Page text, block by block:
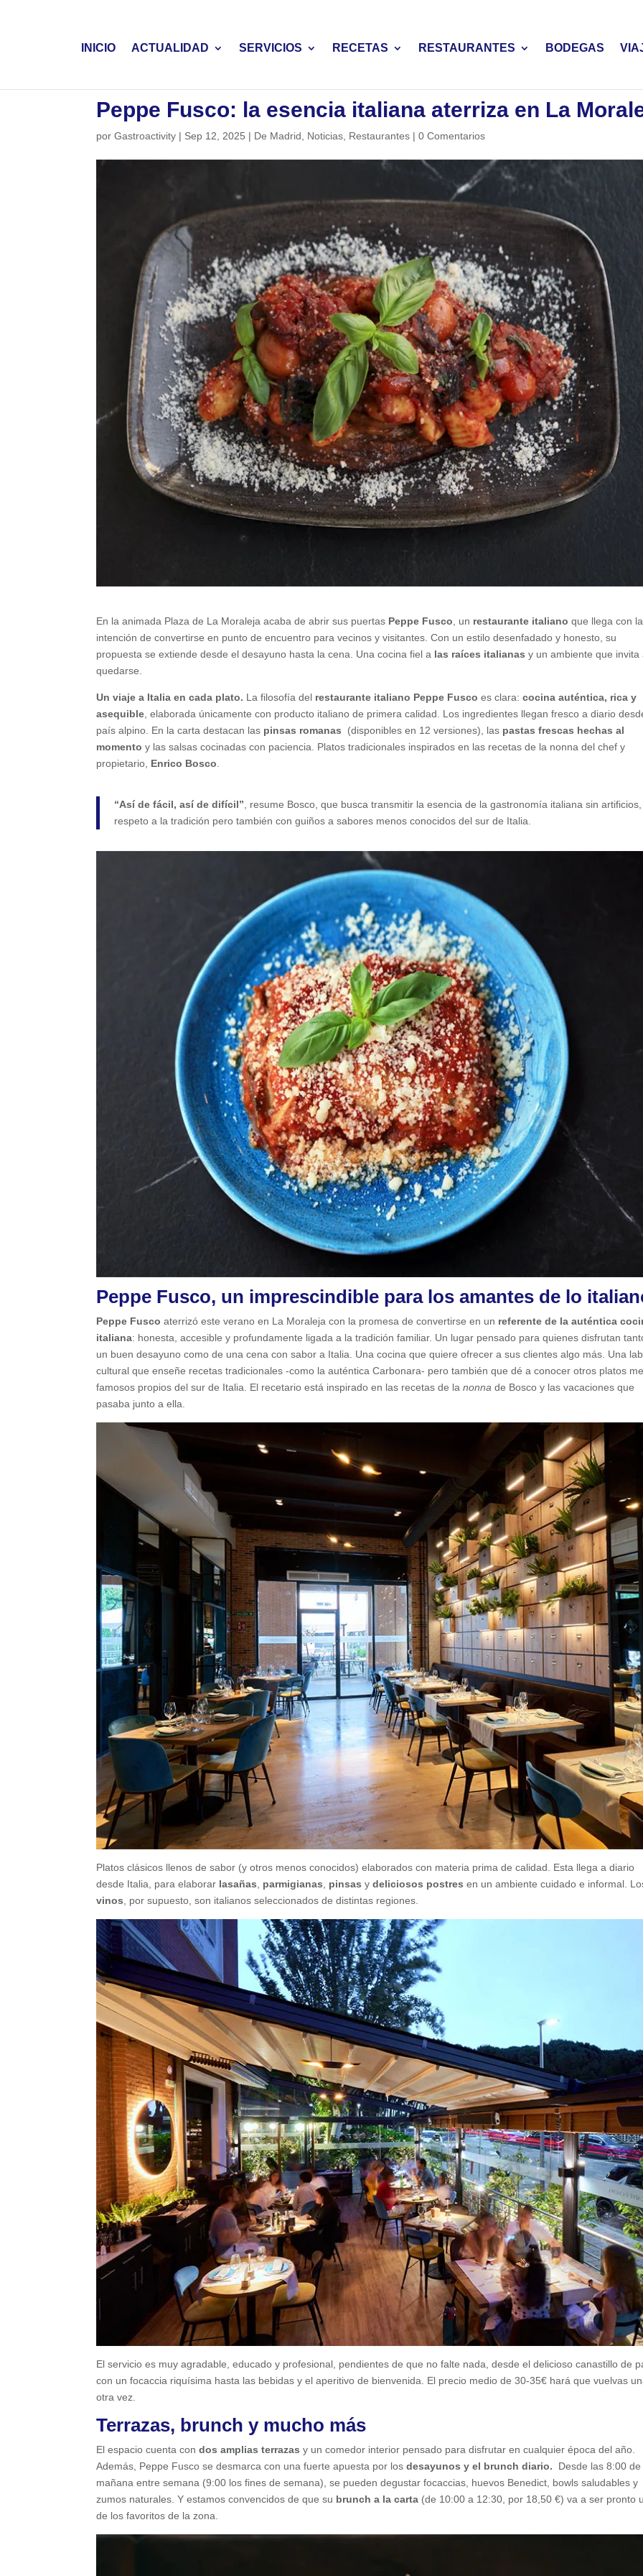
INICIO ACTUALIDAD SERVICIOS RECETAS RESTAURANTES BODEGAS
Peppe Fusco: la esencia italiana aterriza en La
porGastroactivity | Sep 12, 2025 | De Madrid Noticias Restaurantes |0 Comentarios
En la animada Plaza de La Moraleja acaba de abrir sus puertas Peppe Fusco , un restaurante italiano que llega con la
intención de convertirse en punto de encuentro para vecinos y visitantes. Con un estilo desenfadado y honesto, su
propuesta se extiende desde el desayuno hasta la cena. Una cocina fiel a las raíces italianas y un ambiente que invita
quedarse.
Un viaje a Italia en cada plato. La filosofía del restaurante italiano Peppe Fusco es clara:cocina auténtica, rica y
asequible , elaborada únicamente con producto italiano de primera calidad. Los ingredientes llegan fresco a diario
país alpino. En la carta destacan las pinsas romanas (disponibles en 12 versiones), las pastas frescas hechas al
momentoy las salsas cocinadas con paciencia. Platos tradicionales inspirados en las recetas de la nonna del chef y
propietario, Enrico Bosco
“Así de fácil, así de difícil” , resume Bosco, que busca transmitir la esencia de la gastronomía italiana sin
respeto a la tradición pero también con guiños a sabores menos conocidos del sur de Italia.
Peppe Fusco, un imprescindible para los amantes de lo
Peppe Fusco aterrizó este verano en La Moraleja con la promesa de convertirse en un referente de la auténtica
italiana: honesta, accesible y profundamente ligada a la tradición familiar. Un lugar pensado para quienes disfrutan
un buen desayuno como de una cena con sabor a Italia. Una cocina que quiere ofrecer a sus clientes algo más. Una
cultural que enseñe recetas tradicionales -como la auténtica Carbonara- pero también que dé a conocer otros platos
famosos propios del sur de Italia. El recetario está inspirado en las recetas de lanonna de Bosco y las vacaciones que
pasaba junto a ella.
Platos clásicos llenos de sabor (y otros menos conocidos) elaborados con materia prima de calidad. Esta llega a diario
desde Italia, para elaborar lasañas parmigianas pinsas ydeliciosos postres en un ambiente cuidado e informal.
vinos , por supuesto, son italianos seleccionados de distintas regiones.
El servicio es muy agradable, educado y profesional, pendientes de que no falte nada, desde el delicioso canastillo de
con un focaccia riquísima hasta las bebidas y el aperitivo de bienvenida. El precio medio de 30-35€ hará que vuelvas
otra vez.
Terrazas, brunch y mucho más
El espacio cuenta condos amplias terrazas y un comedor interior pensado para disfrutar en cualquier época del año.
Además, Peppe Fusco se desmarca con una fuerte apuesta por losdesayunos y el brunch diario.
Desde las 8:00 de
mañana entre semana (9:00 los fines de semana), se pueden degustar focaccias, huevos Benedict, bowls saludables y
zumos naturales. Y estamos convencidos de que su brunch a la carta (de 10:00 a 12:30, por 18,50 €) va a ser pronto
de los favoritos de la zona.